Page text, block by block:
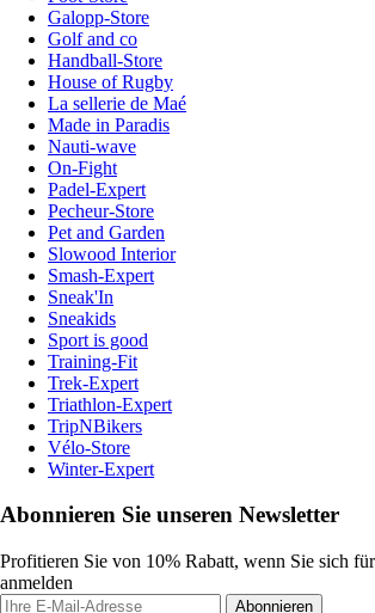
Galopp-Store
Golf and co
Handball-Store
House of Rugby
La sellerie de Maé
Made in Paradis
Nauti-wave
On-Fight
Padel-Expert
Pecheur-Store
Pet and Garden
Slowood Interior
Smash-Expert
Sneak'In
Sneakids
Sport is good
Training-Fit
Trek-Expert
Triathlon-Expert
TripNBikers
Vélo-Store
Winter-Expert
Abonnieren Sie unseren Newsletter
Profitieren Sie von 10% Rabatt, wenn Sie sich
anmelden
Abonnieren